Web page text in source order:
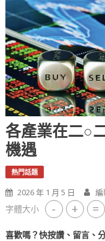
各產業在二○
機遇
熱門話題
2026 年 1 月 5 日 編
字體大小 - + =
喜歡嗎？快按讚、留言、